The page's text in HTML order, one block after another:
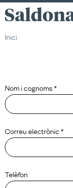
Saldonar
Inici
Nom i cognoms *
Correu electrònic *
Telèfon